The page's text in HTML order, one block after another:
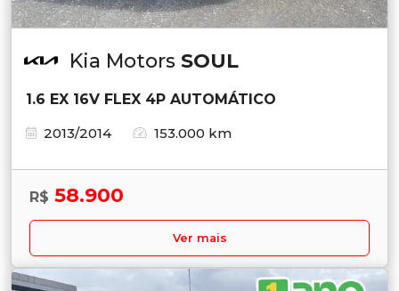
Kia Motors SOUL
1.6 EX 16V FLEX 4P AUTOMÁTICO
2013/2014
153.000 km
R$ 58.900
Ver mais